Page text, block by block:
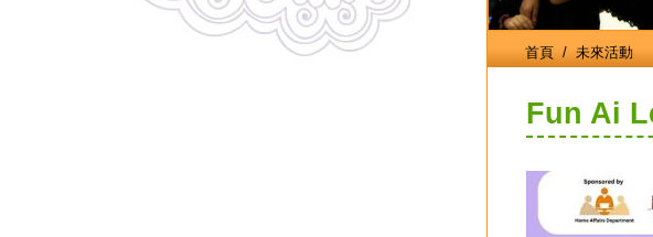
首頁 / 未來活動
Fun Ai